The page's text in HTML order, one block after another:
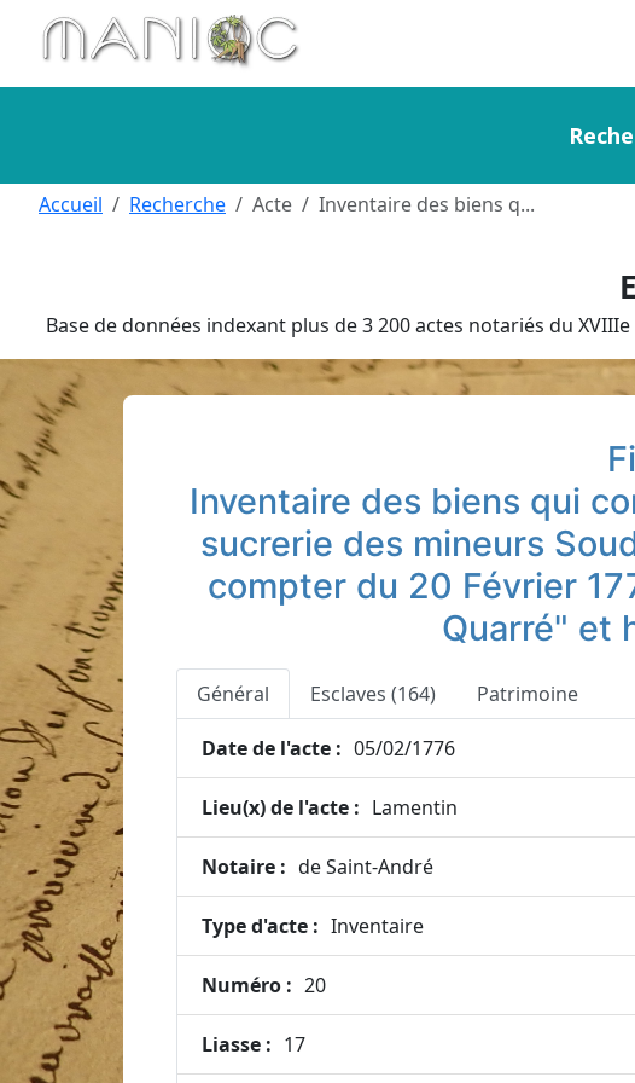
Aller au contenu principal
Base de données indexant plus de 3 200 actes notariés du
Accueil Recherche Acte Inventaire des biens q...
Inventaire des biens qui
sucrerie des mineurs
compter du 20 Février
Quarré" et
Général Esclaves (164) Patrimoine
Date de l'acte : 05/02/1776
Lieu(x) de l'acte : Lamentin
Notaire : de Saint-André
Type d'acte : Inventaire
Numéro : 20
Liasse : 17